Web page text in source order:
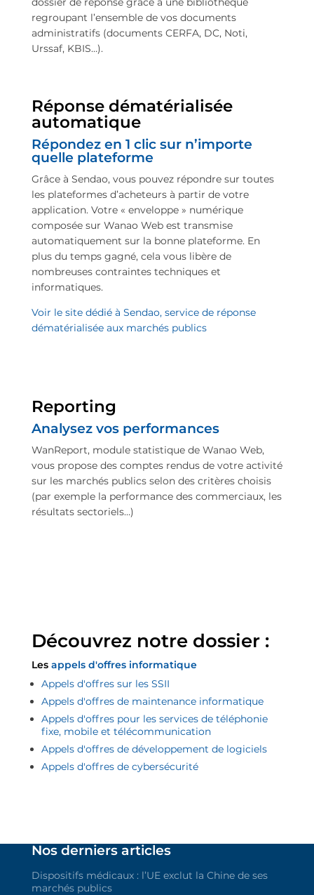
regroupant l’ensemble de vos documents
administratifs (documents CERFA, DC, Noti,
Urssaf, KBIS…).
Réponse dématérialisée
automatique
Répondez en 1 clic sur n’importe
quelle plateforme
Grâce à Sendao, vous pouvez répondre sur toutes
les plateformes d’acheteurs à partir de votre
application. Votre « enveloppe » numérique
composée sur Wanao Web est transmise
automatiquement sur la bonne plateforme. En
plus du temps gagné, cela vous libère de
nombreuses contraintes techniques et
informatiques.
Voir le site dédié à Sendao, service de réponse
dématérialisée aux marchés publics
Reporting
Analysez vos performances
WanReport, module statistique de Wanao Web,
vous propose des comptes rendus de votre activité
sur les marchés publics selon des critères choisis
(par exemple la performance des commerciaux, les
résultats sectoriels…)
Découvrez notre dossier :
Les appels d'offres informatique
Appels d'offres sur les SSII
Appels d'offres de maintenance informatique
Appels d'offres pour les services de téléphonie
fixe, mobile et télécommunication
Appels d'offres de développement de logiciels
Appels d'offres de cybersécurité
Nos derniers articles
Dispositifs médicaux : l’UE exclut la Chine de ses
marchés publics